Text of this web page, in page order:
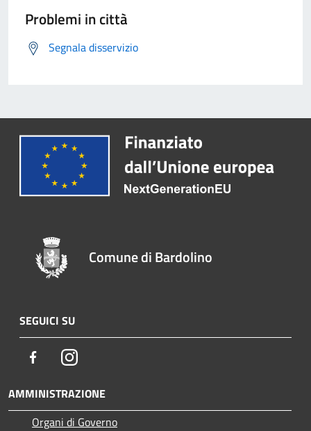
Problemi in città
Segnala disservizio
Comune di Bardolino
SEGUICI SU
FacebookInstagram
AMMINISTRAZIONE
Organi di Governo